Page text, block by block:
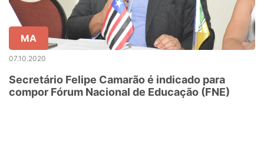
MA
07.10.2020
Secretário Felipe Camarão é indicado para
compor Fórum Nacional de Educação (FNE)